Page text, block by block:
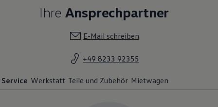
Ihre Ansprechpartner
E-Mail schreiben
+49 8233 92355
Service Werkstatt Teile und Zubehör Mietwagen